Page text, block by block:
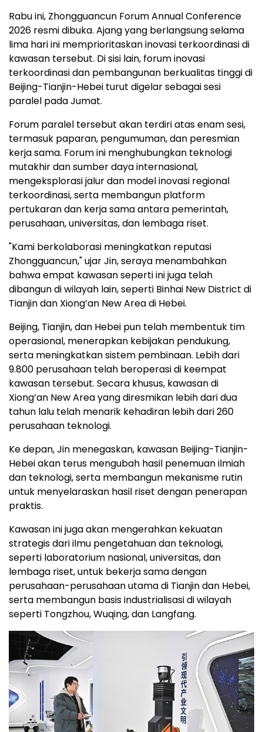
Rabu ini, Zhongguancun Forum Annual Conference
2026 resmi dibuka. Ajang yang berlangsung selama
lima hari ini memprioritaskan inovasi terkoordinasi di
kawasan tersebut. Di sisi lain, forum inovasi
terkoordinasi dan pembangunan berkualitas tinggi di
Beijing-Tianjin-Hebei turut digelar sebagai sesi
paralel pada Jumat.
Forum paralel tersebut akan terdiri atas enam sesi,
termasuk paparan, pengumuman, dan peresmian
kerja sama. Forum ini menghubungkan teknologi
mutakhir dan sumber daya internasional,
mengeksplorasi jalur dan model inovasi regional
terkoordinasi, serta membangun platform
pertukaran dan kerja sama antara pemerintah,
perusahaan, universitas, dan lembaga riset.
"Kami berkolaborasi meningkatkan reputasi
Zhongguancun," ujar Jin, seraya menambahkan
bahwa empat kawasan seperti ini juga telah
dibangun di wilayah lain, seperti Binhai New District di
Tianjin dan Xiong’an New Area di Hebei.
Beijing, Tianjin, dan Hebei pun telah membentuk tim
operasional, menerapkan kebijakan pendukung,
serta meningkatkan sistem pembinaan. Lebih dari
9.800 perusahaan telah beroperasi di keempat
kawasan tersebut. Secara khusus, kawasan di
Xiong’an New Area yang diresmikan lebih dari dua
tahun lalu telah menarik kehadiran lebih dari 260
perusahaan teknologi.
Ke depan, Jin menegaskan, kawasan Beijing-Tianjin-
Hebei akan terus mengubah hasil penemuan ilmiah
dan teknologi, serta membangun mekanisme rutin
untuk menyelaraskan hasil riset dengan penerapan
praktis.
Kawasan ini juga akan mengerahkan kekuatan
strategis dari ilmu pengetahuan dan teknologi,
seperti laboratorium nasional, universitas, dan
lembaga riset, untuk bekerja sama dengan
perusahaan-perusahaan utama di Tianjin dan Hebei,
serta membangun basis industrialisasi di wilayah
seperti Tongzhou, Wuqing, dan Langfang.